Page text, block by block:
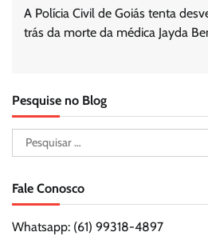
A Polícia Civil de Goiás tenta
trás da morte da médica Jayda
Pesquise no Blog
Pesquisar
por:
Fale Conosco
Whatsapp: (61) 99318-4897